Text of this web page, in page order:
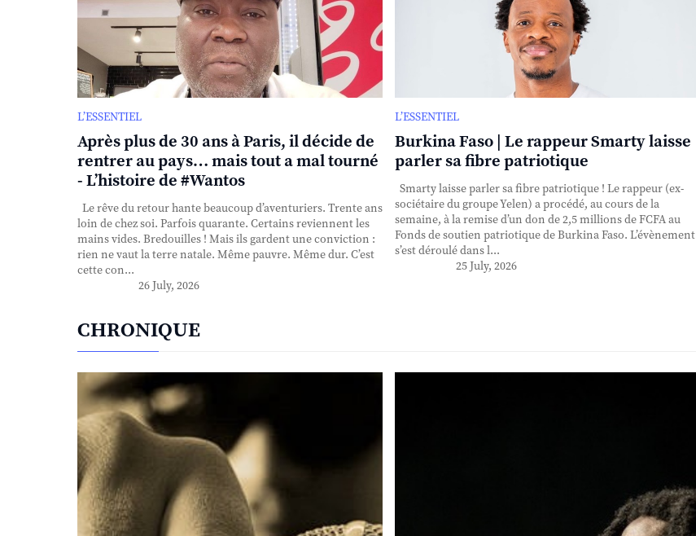
L’ESSENTIEL
Après plus de 30 ans à Paris, il décide de
rentrer au pays… mais tout a mal tourné
- L’histoire de #Wantos
Le rêve du retour hante beaucoup d’aventuriers. Trente ans
loin de chez soi. Parfois quarante. Certains reviennent les
mains vides. Bredouilles ! Mais ils gardent une conviction :
rien ne vaut la terre natale. Même pauvre. Même dur. C’est
cette con...
26 July, 2026
L’ESSENTIEL
Burkina Faso | Le rappeur Smarty laisse
parler sa fibre patriotique
Smarty laisse parler sa fibre patriotique ! Le rappeur (ex-
sociétaire du groupe Yelen) a procédé, au cours de la
semaine, à la remise d’un don de 2,5 millions de FCFA au
Fonds de soutien patriotique de Burkina Faso. L’évènement
s’est déroulé dans l...
25 July, 2026
CHRONIQUE